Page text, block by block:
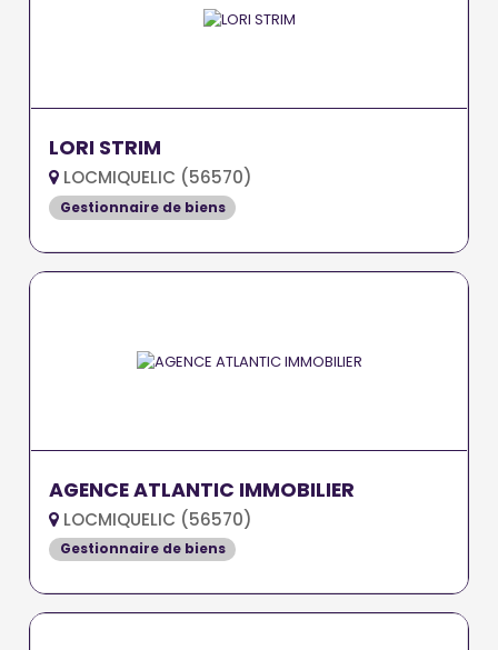
LORI STRIM
LOCMIQUELIC (56570)
Gestionnaire de biens
AGENCE ATLANTIC IMMOBILIER
LOCMIQUELIC (56570)
Gestionnaire de biens